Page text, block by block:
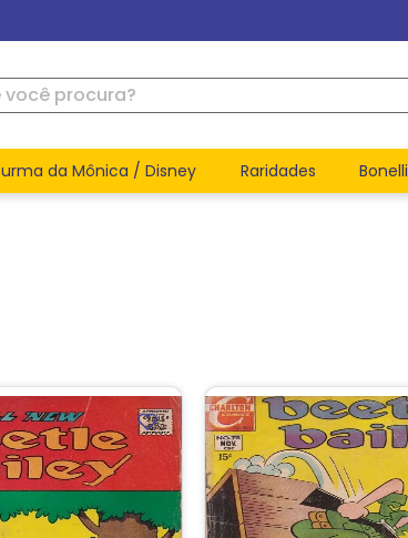
procura?
da Mônica / Disney Raridades Bonelli